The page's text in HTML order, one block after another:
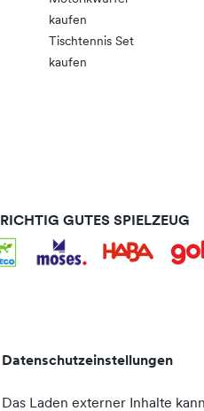
Datenschutzeinstellungen
Das Laden externer Inhalte
GUTES SPIELZEUG
kaufen
Tischtennis Set
kaufen